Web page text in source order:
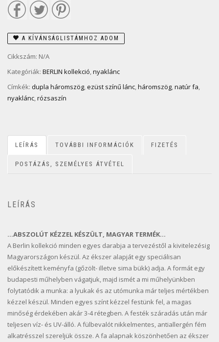
A KÍVÁNSÁGLISTÁMHOZ ADOM
Cikkszám: N/A
Kategóriák: BERLIN kollekció,nyaklánc
Címkék: dupla háromszög,ezüst színű lánc,háromszög,natúr fa,
nyaklánc,rózsaszín
LEÍRÁS TOVÁBBI INFORMÁCIÓK FIZETÉS
POSTÁZÁS, SZEMÉLYES ÁTVÉTEL
LEÍRÁS
…ABSZOLÚT KÉZZEL KÉSZÜLT, MAGYAR TERMÉK…
A Berlin kollekció minden egyes darabja a tervezéstől a kivitelezésig
Magyarországon készül. Az ékszer alapját egy speciálisan
előkészített keményfa (gőzölt- illetve sima bükk) adja. A formát egy
budapesti műhelyben vágatjuk, majd ismét a mi műhelyünkben
folytatódik a munka: a lyukak és az utómunka már teljes mértékben
kézzel készül. Minden egyes színt kézzel festünk fel, a magas
minőség érdekében akár 3-4 rétegben. A festék száradás után már
teljesen víz- és UV-álló. A fülbevalót nikkelmentes, antiallergén fém
alkatrésszel szereljük össze. A fa alapnak köszönhetően az ékszer